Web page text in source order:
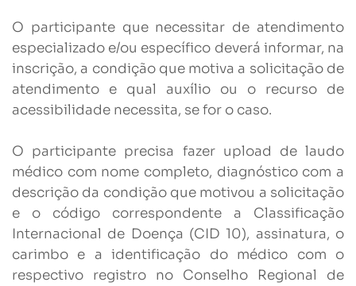
O participante que necessitar de atendimento
especializado e/ou específico deverá informar, na
inscrição, a condição que motiva a solicitação de
atendimento e qual auxílio ou o recurso de
acessibilidade necessita, se for o caso.
O participante precisa fazer upload de laudo
médico com nome completo, diagnóstico com a
descrição da condição que motivou a solicitação
e o código correspondente a Classificação
Internacional de Doença (CID 10), assinatura, o
carimbo e a identificação do médico com o
respectivo registro no Conselho Regional de